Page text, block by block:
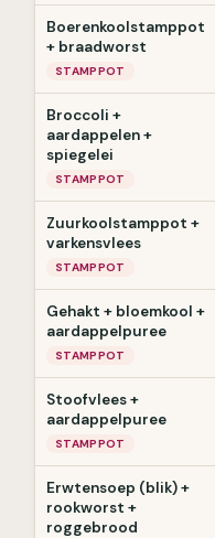
Boerenkoolstamppot
+ braadworst
STAMPPOT
Broccoli +
aardappelen +
spiegelei
STAMPPOT
Zuurkoolstamppot +
varkensvlees
STAMPPOT
Gehakt + bloemkool +
aardappelpuree
STAMPPOT
Stoofvlees +
aardappelpuree
STAMPPOT
Erwtensoep (blik) +
rookworst +
roggebrood